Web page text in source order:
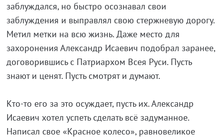
заблуждался, но быстро осознавал свои
заблуждения и выправлял свою стержневую дорогу.
Метил метки на всю жизнь. Даже место для
захоронения Александр Исаевич подобрал заранее,
договорившись с Патриархом Всея Руси. Пусть
знают и ценят. Пусть смотрят и думают.
Кто-то его за это осуждает, пусть их. Александр
Исаевич хотел успеть сделать всё задуманное.
Написал свое «Красное колесо», равновеликое